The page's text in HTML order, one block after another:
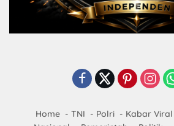
Home TNI Polri Kabar Viral